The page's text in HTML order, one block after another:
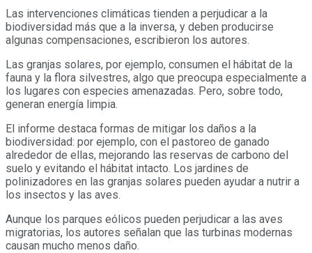
Las intervenciones climáticas tienden a perjudicar a la
biodiversidad más que a la inversa, y deben producirse
algunas compensaciones, escribieron los autores.
Las granjas solares, por ejemplo, consumen el hábitat de la
fauna y la flora silvestres, algo que preocupa especialmente a
los lugares con especies amenazadas. Pero, sobre todo,
generan energía limpia.
El informe destaca formas de mitigar los daños a la
biodiversidad: por ejemplo, con el pastoreo de ganado
alrededor de ellas, mejorando las reservas de carbono del
suelo y evitando el hábitat intacto. Los jardines de
polinizadores en las granjas solares pueden ayudar a nutrir a
los insectos y las aves.
Aunque los parques eólicos pueden perjudicar a las aves
migratorias, los autores señalan que las turbinas modernas
causan mucho menos daño.